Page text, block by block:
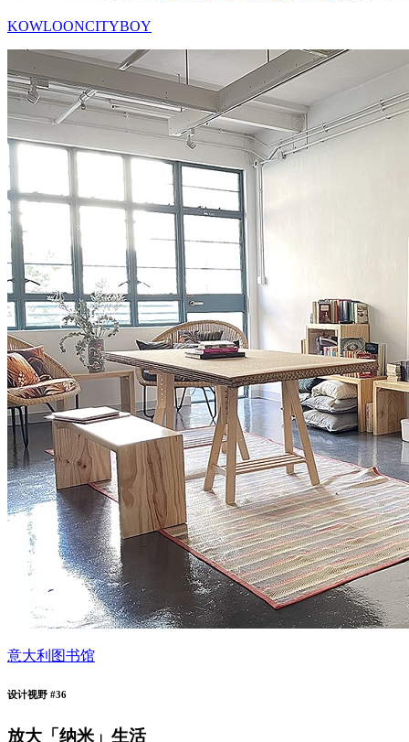
KOWLOONCITYBOY
意大利图书馆
设计视野 #36
放大「纳米」生活